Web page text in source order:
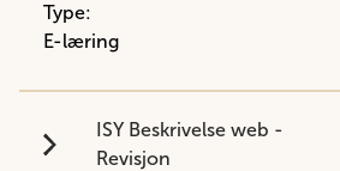
Type:
E-læring
ISY Beskrivelse web -
Revisjon